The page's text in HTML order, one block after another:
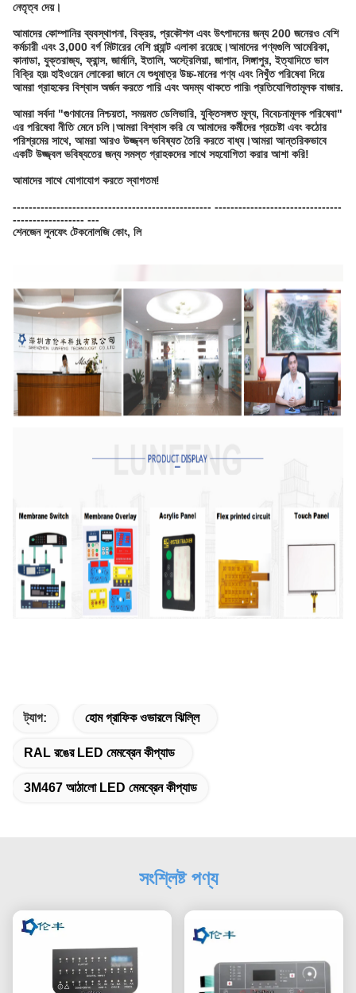
নেতৃত্ব দেয়।
আমাদের কোম্পানির ব্যবস্থাপনা, বিক্রয়, প্রকৌশল এবং উৎপাদনের জন্য 200 জনেরও বেশি
কর্মচারী এবং 3,000 বর্গ মিটারের বেশি প্ল্যান্ট এলাকা রয়েছে।আমাদের পণ্যগুলি আমেরিকা,
কানাডা, যুক্তরাজ্য, ফ্রান্স, জার্মানি, ইতালি, অস্ট্রেলিয়া, জাপান, সিঙ্গাপুর, ইত্যাদিতে ভাল
বিক্রি হয়৷ হাইওয়েন লোকেরা জানে যে শুধুমাত্র উচ্চ-মানের পণ্য এবং নিখুঁত পরিষেবা দিয়ে
আমরা গ্রাহকের বিশ্বাস অর্জন করতে পারি এবং অদম্য থাকতে পারি৷ প্রতিযোগিতামূলক বাজার.
আমরা সর্বদা "গুণমানের নিশ্চয়তা, সময়মত ডেলিভারি, যুক্তিসঙ্গত মূল্য, বিবেচনামূলক পরিষেবা"
এর পরিষেবা নীতি মেনে চলি।আমরা বিশ্বাস করি যে আমাদের কর্মীদের প্রচেষ্টা এবং কঠোর
পরিশ্রমের সাথে, আমরা আরও উজ্জ্বল ভবিষ্যত তৈরি করতে বাধ্য।আমরা আন্তরিকভাবে
একটি উজ্জ্বল ভবিষ্যতের জন্য সমস্ত গ্রাহকদের সাথে সহযোগিতা করার আশা করি!
আমাদের সাথে যোগাযোগ করতে স্বাগতম!
-------------------------------------------------- --------------------------------
------------------ ---
শেনজেন লুনফেং টেকনোলজি কোং, লি
ট্যাগ: হোম গ্রাফিক ওভারলে ঝিল্লি
RAL রঙের LED মেমব্রেন কীপ্যাড
3M467 আঠালো LED মেমব্রেন কীপ্যাড
সংশ্লিষ্ট পণ্য